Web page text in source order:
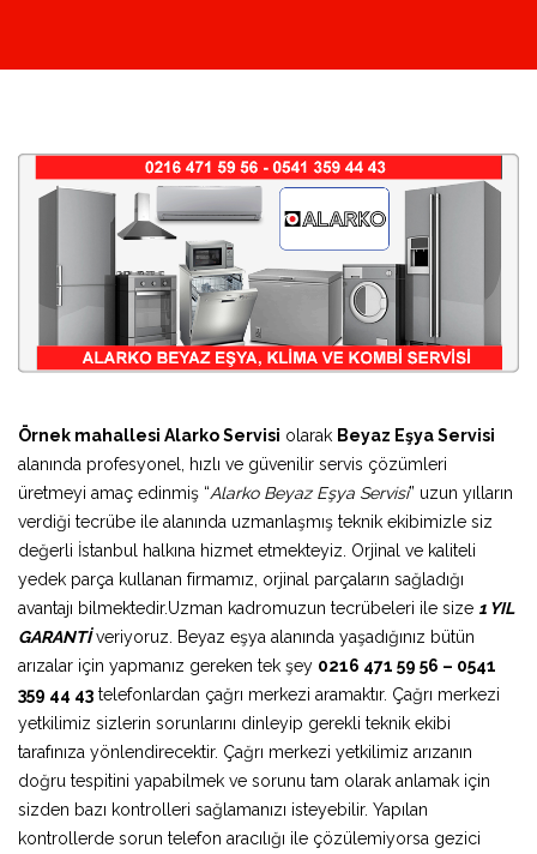
Örnek mahallesi Alarko Servisi olarak Beyaz Eşya Servisi
alanında profesyonel, hızlı ve güvenilir servis çözümleri
üretmeyi amaç edinmiş “Alarko Beyaz Eşya Servisi” uzun yılların
verdiği tecrübe ile alanında uzmanlaşmış teknik ekibimizle siz
değerli İstanbul halkına hizmet etmekteyiz. Orjinal ve kaliteli
yedek parça kullanan firmamız, orjinal parçaların sağladığı
avantajı bilmektedir.Uzman kadromuzun tecrübeleri ile size 1 YIL
GARANTİveriyoruz. Beyaz eşya alanında yaşadığınız bütün
arızalar için yapmanız gereken tek şey 0216 471 59 56 – 0541
359 44 43 telefonlardan çağrı merkezi aramaktır. Çağrı merkezi
yetkilimiz sizlerin sorunlarını dinleyip gerekli teknik ekibi
tarafınıza yönlendirecektir. Çağrı merkezi yetkilimiz arızanın
doğru tespitini yapabilmek ve sorunu tam olarak anlamak için
sizden bazı kontrolleri sağlamanızı isteyebilir. Yapılan
kontrollerde sorun telefon aracılığı ile çözülemiyorsa gezici